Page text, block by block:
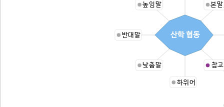
본
참
하위어
낮춤말
반대말
높임말
산학 협동